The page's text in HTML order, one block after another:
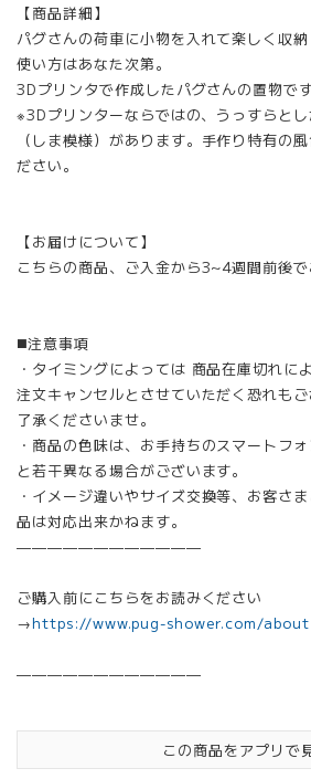
【商品詳細】
パグさんの荷車に小物を入れて楽しく収納
使い方はあなた次第。
3Dプリンタで作成したパグさんの置物です
※3Dプリンターならではの、うっすらと
（しま模様）があります。手作り特有の
ださい。
【お届けについて】
こちらの商品、ご入金から3~4週間前後で
◼️注意事項
・タイミングによっては 商品在庫切れに
注文キャンセルとさせていただく恐れも
了承くださいませ。
・商品の色味は、お手持ちのスマートフ
と若干異なる場合がございます。
・イメージ違いやサイズ交換等、お客さ
品は対応出来かねます。
————————————
ご購入前にこちらをお読みください
→https://www.pug-shower.com/about
————————————
この商品をアプリで